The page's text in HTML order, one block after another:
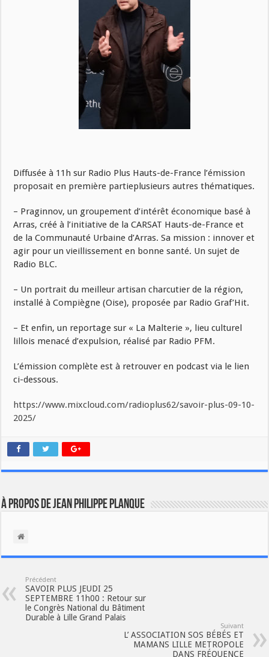
Diffusée à 11h sur Radio Plus Hauts-de-France l’émission
proposait en première partieplusieurs autres thématiques.
– Praginnov, un groupement d’intérêt économique basé à
Arras, créé à l’initiative de la CARSAT Hauts-de-France et
de la Communauté Urbaine d’Arras. Sa mission : innover et
agir pour un vieillissement en bonne santé. Un sujet de
Radio BLC.
– Un portrait du meilleur artisan charcutier de la région,
installé à Compiègne (Oise), proposée par Radio Graf’Hit.
– Et enfin, un reportage sur « La Malterie », lieu culturel
lillois menacé d’expulsion, réalisé par Radio PFM.
L’émission complète est à retrouver en podcast via le lien
ci-dessous.
https://www.mixcloud.com/radioplus62/savoir-plus-09-10-
2025/
À propos de Jean Philippe Planque
Précédent
SAVOIR PLUS JEUDI 25
SEPTEMBRE 11h00 : Retour sur
le Congrès National du Bâtiment
Durable à Lille Grand Palais
Suivant
L’ ASSOCIATION SOS BÉBÉS ET
MAMANS LILLE METROPOLE
DANS FRÉQUENCE